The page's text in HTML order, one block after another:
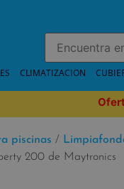
CLIMATIZACION
piscinas /
200 de Maytronics